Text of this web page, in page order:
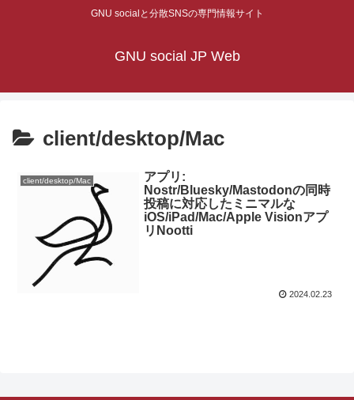
GNU socialと分散SNSの専門情報サイト
GNU social JP Web
client/desktop/Mac
client/desktop/Mac
アプリ:
Nostr/Bluesky/Mastodonの同時
投稿に対応したミニマルな
iOS/iPad/Mac/Apple Visionアプ
リNootti
2024.02.23